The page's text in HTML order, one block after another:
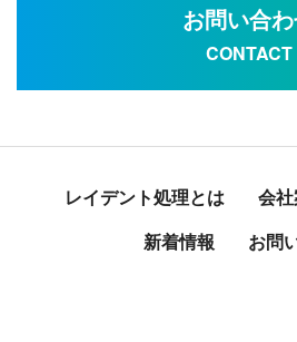
お問い合
CONTACT
レイデント処理とは 会
新着情報
お問